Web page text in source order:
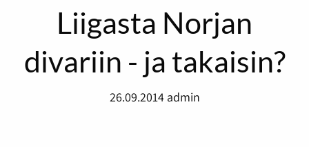
Liigasta Norjan
divariin - ja takaisin?
26.09.2014 admin